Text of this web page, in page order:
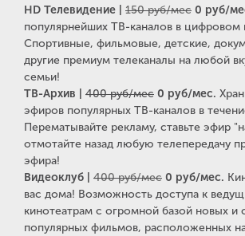
HD Телевидение | 150 руб/мес 0 руб/
популярнейших ТВ-каналов в цифровом
Спортивные, фильмовые, детские,
другие премиум телеканалы на любой
семьи!
ТВ-Архив |
400 руб/мес 0 руб/мес.
эфиров популярных ТВ-каналов в
Перематывайте рекламу, ставьте эфир
отмотайте назад любую телепередачу
эфира!
Видеоклуб |
400 руб/мес 0 руб/мес.
вас дома! Возможность доступа к
кинотеатрам с огромной базой новых и
популярных фильмов, расположенных